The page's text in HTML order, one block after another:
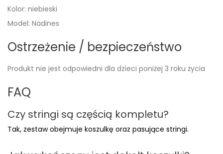
Kolor: niebieski
Model: Nadines
Ostrzeżenie / bezpieczeństwo
Produkt nie jest odpowiedni dla dzieci poniżej 3 roku życia
FAQ
Czy stringi są częścią kompletu?
Tak, zestaw obejmuje koszulkę oraz pasujące stringi.